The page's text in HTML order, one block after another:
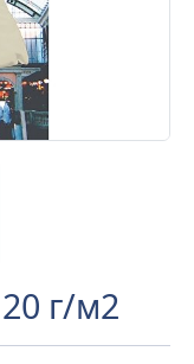
г/м2